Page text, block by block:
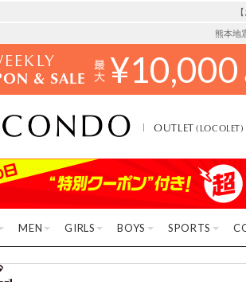
熊本地
& SALE ¥10,000
OUTLET(LOCOLET)
MEN GIRLS BOYS SPORTS